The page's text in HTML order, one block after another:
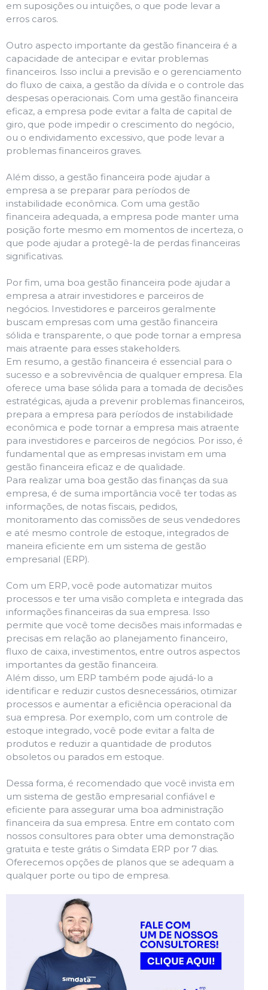
em suposições ou intuições, o que pode levar a
erros caros.
Outro aspecto importante da gestão financeira é a
capacidade de antecipar e evitar problemas
financeiros. Isso inclui a previsão e o gerenciamento
do fluxo de caixa, a gestão da dívida e o controle das
despesas operacionais. Com uma gestão financeira
eficaz, a empresa pode evitar a falta de capital de
giro, que pode impedir o crescimento do negócio,
ou o endividamento excessivo, que pode levar a
problemas financeiros graves.
Além disso, a gestão financeira pode ajudar a
empresa a se preparar para períodos de
instabilidade econômica. Com uma gestão
financeira adequada, a empresa pode manter uma
posição forte mesmo em momentos de incerteza, o
que pode ajudar a protegê-la de perdas financeiras
significativas.
Por fim, uma boa gestão financeira pode ajudar a
empresa a atrair investidores e parceiros de
negócios. Investidores e parceiros geralmente
buscam empresas com uma gestão financeira
sólida e transparente, o que pode tornar a empresa
mais atraente para esses stakeholders.
Em resumo, a gestão financeira é essencial para o
sucesso e a sobrevivência de qualquer empresa. Ela
oferece uma base sólida para a tomada de decisões
estratégicas, ajuda a prevenir problemas financeiros,
prepara a empresa para períodos de instabilidade
econômica e pode tornar a empresa mais atraente
para investidores e parceiros de negócios. Por isso, é
fundamental que as empresas invistam em uma
gestão financeira eficaz e de qualidade.
Para realizar uma boa gestão das finanças da sua
empresa, é de suma importância você ter todas as
informações, de notas fiscais, pedidos,
monitoramento das comissões de seus vendedores
e até mesmo controle de estoque, integrados de
maneira eficiente em um sistema de gestão
empresarial (ERP).
Com um ERP, você pode automatizar muitos
processos e ter uma visão completa e integrada das
informações financeiras da sua empresa. Isso
permite que você tome decisões mais informadas e
precisas em relação ao planejamento financeiro,
fluxo de caixa, investimentos, entre outros aspectos
importantes da gestão financeira.
Além disso, um ERP também pode ajudá-lo a
identificar e reduzir custos desnecessários, otimizar
processos e aumentar a eficiência operacional da
sua empresa. Por exemplo, com um controle de
estoque integrado, você pode evitar a falta de
produtos e reduzir a quantidade de produtos
obsoletos ou parados em estoque.
Dessa forma, é recomendado que você invista em
um sistema de gestão empresarial confiável e
eficiente para assegurar uma boa administração
financeira da sua empresa. Entre em contato com
nossos consultores para obter uma demonstração
gratuita e teste grátis o Simdata ERP por 7 dias.
Oferecemos opções de planos que se adequam a
qualquer porte ou tipo de empresa.